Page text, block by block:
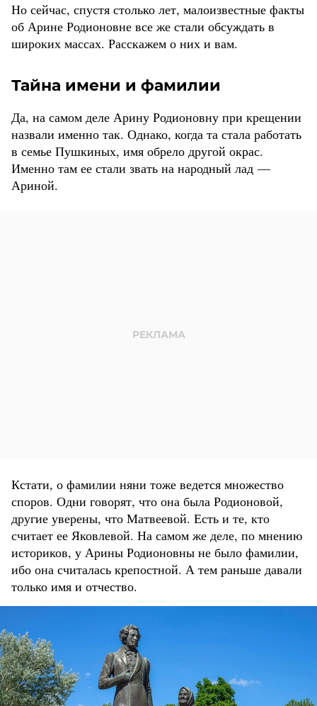
Но сейчас, спустя столько лет, малоизвестные факты
об Арине Родионовне все же стали обсуждать в
широких массах. Расскажем о них и вам.
Тайна имени и фамилии
Да, на самом деле Арину Родионовну при крещении
назвали именно так. Однако, когда та стала работать
в семье Пушкиных, имя обрело другой окрас.
Именно там ее стали звать на народный лад —
Ариной.
Кстати, о фамилии няни тоже ведется множество
споров. Одни говорят, что она была Родионовой,
другие уверены, что Матвеевой. Есть и те, кто
считает ее Яковлевой. На самом же деле, по мнению
историков, у Арины Родионовны не было фамилии,
ибо она считалась крепостной. А тем раньше давали
только имя и отчество.